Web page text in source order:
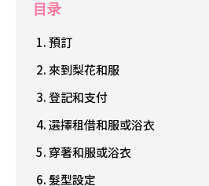
目录
1. 預訂
2. 來到梨花和服
3. 登記和支付
4. 選擇租借和服或浴衣
5. 穿著和服或浴衣
6. 髮型設定